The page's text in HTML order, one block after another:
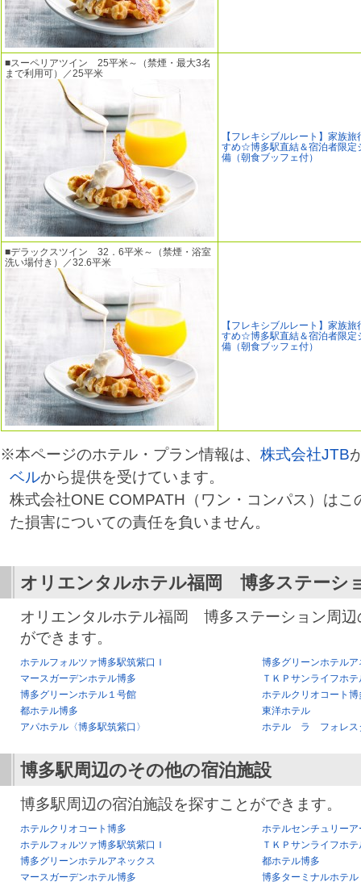
■スーペリアツイン 25平米～（禁煙・最大3名
まで利用可）／25平米
【フレキシブルレート】家族
すめ☆博多駅直結＆宿泊者限定
備（朝食ブッフェ付）
■デラックスツイン 32．6平米～（禁煙・浴室
洗い場付き）／32.6平米
【フレキシブルレート】家族
すめ☆博多駅直結＆宿泊者限定
備（朝食ブッフェ付）
※本ページのホテル・プラン情報は、 株式会社JTB
ベルから提供を受けています。
株式会社ONE COMPATH（ワン・コンパス）はこ
た損害についての責任を負いません。
オリエンタルホテル福岡 博多ステーシ
オリエンタルホテル福岡 博多ステーション周辺
ができます。
ホテルフォルツァ博多駅筑紫口Ｉ
博多グリーンホテルア
マースガーデンホテル博多
ＴＫＰサンライフホテ
博多グリーンホテル１号館
ホテルクリオコート博
都ホテル博多
東洋ホテル
アパホテル〈博多駅筑紫口〉
ホテル ラ フォレス
博多駅周辺のその他の宿泊施設
博多駅周辺の宿泊施設を探すことができます。
ホテルクリオコート博多
ホテルセンチュリーア
ホテルフォルツァ博多駅筑紫口Ｉ
ＴＫＰサンライフホテ
博多グリーンホテルアネックス
都ホテル博多
マースガーデンホテル博多
博多ターミナルホテル